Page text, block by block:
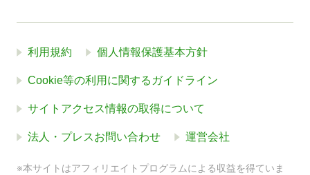
利用規約 個人情報保護基本方針
Cookie等の利用に関するガイドライン
サイトアクセス情報の取得について
法人・プレスお問い合わせ 運営会社
※本サイトはアフィリエイトプログラムによる収益を得ていま